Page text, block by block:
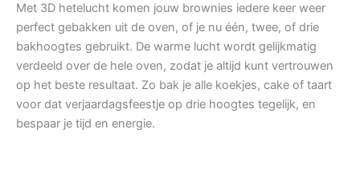
Met 3D hetelucht komen jouw brownies iedere keer weer
perfect gebakken uit de oven, of je nu één, twee, of drie
bakhoogtes gebruikt. De warme lucht wordt gelijkmatig
verdeeld over de hele oven, zodat je altijd kunt vertrouwen
op het beste resultaat. Zo bak je alle koekjes, cake of taart
voor dat verjaardagsfeestje op drie hoogtes tegelijk, en
bespaar je tijd en energie.